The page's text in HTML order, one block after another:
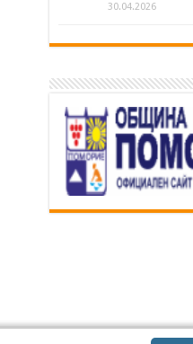
30.04.2026